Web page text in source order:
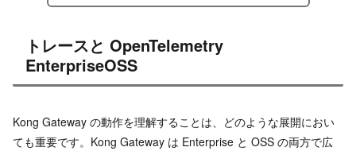
トレースと OpenTelemetry
EnterpriseOSS
Kong Gateway の動作を理解することは、どのような展開におい
ても重要です。Kong Gateway は Enterprise と OSS の両方で広